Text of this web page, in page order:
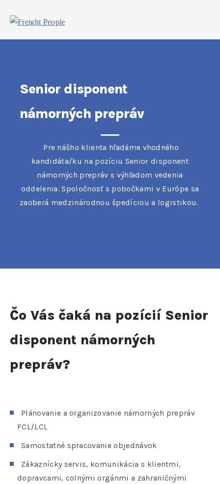
Senior disponent
námorných prepráv
Pre nášho klienta hľadáme vhodného
kandidáta/ku na pozíciu Senior disponent
námorných prepráv s výhľadom vedenia
oddelenia. Spoločnosť s pobočkami v Európe sa
zaoberá medzinárodnou špedíciou a logistikou.
Čo Vás čaká na pozícií Senior
disponent námorných
prepráv?
Plánovanie a organizovanie námorných prepráv
FCL/LCL
Samostatné spracovanie objednávok
Zákaznícky servis, komunikácia s klientmi,
dopravcami, colnými orgánmi a zahraničnými